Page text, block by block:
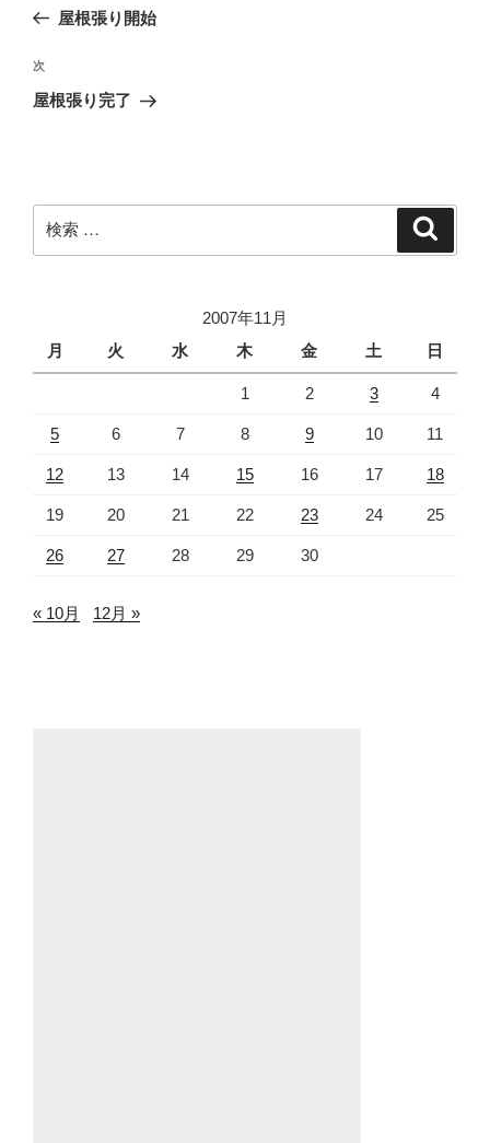
ビ
ゲ
ン
去
投
稿
屋根張り開始
次
の
次
屋根張り完了
索:
2007年11月
月
火 水 木 金 土 日
1 2 3 4
5 6 7 8 9 10 11
12 13 14 15 16 17 18
19 20 21 22 23 24 25
26 27 28 29 30
« 10月 12月 »